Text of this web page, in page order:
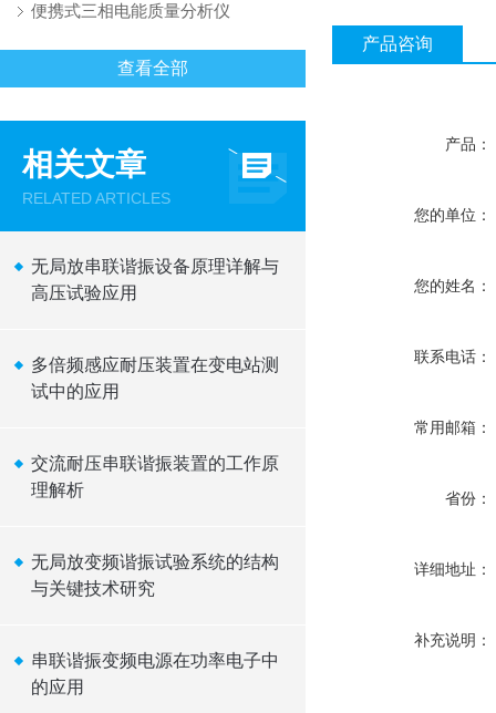
便携式三相电能质量分析仪
查看全部
相关文章
RELATED ARTICLES
无局放串联谐振设备原理详解与
高压试验应用
多倍频感应耐压装置在变电站测
试中的应用
交流耐压串联谐振装置的工作原
理解析
无局放变频谐振试验系统的结构
与关键技术研究
串联谐振变频电源在功率电子中
的应用
产品咨询
产品：
您的单位：
您的姓名：
联系电话：
常用邮箱：
省份：
详细地址：
补充说明：